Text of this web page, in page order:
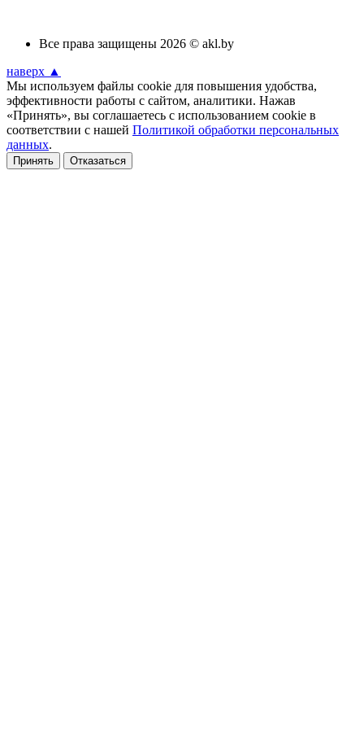
Все права защищены 2026 © akl.by
наверх ▲
Мы используем файлы cookie для повышения удобства,
эффективности работы с сайтом, аналитики. Нажав
«Принять», вы соглашаетесь с использованием cookie в
соответствии с нашей Политикой обработки персональных
данных.
Принять Отказаться